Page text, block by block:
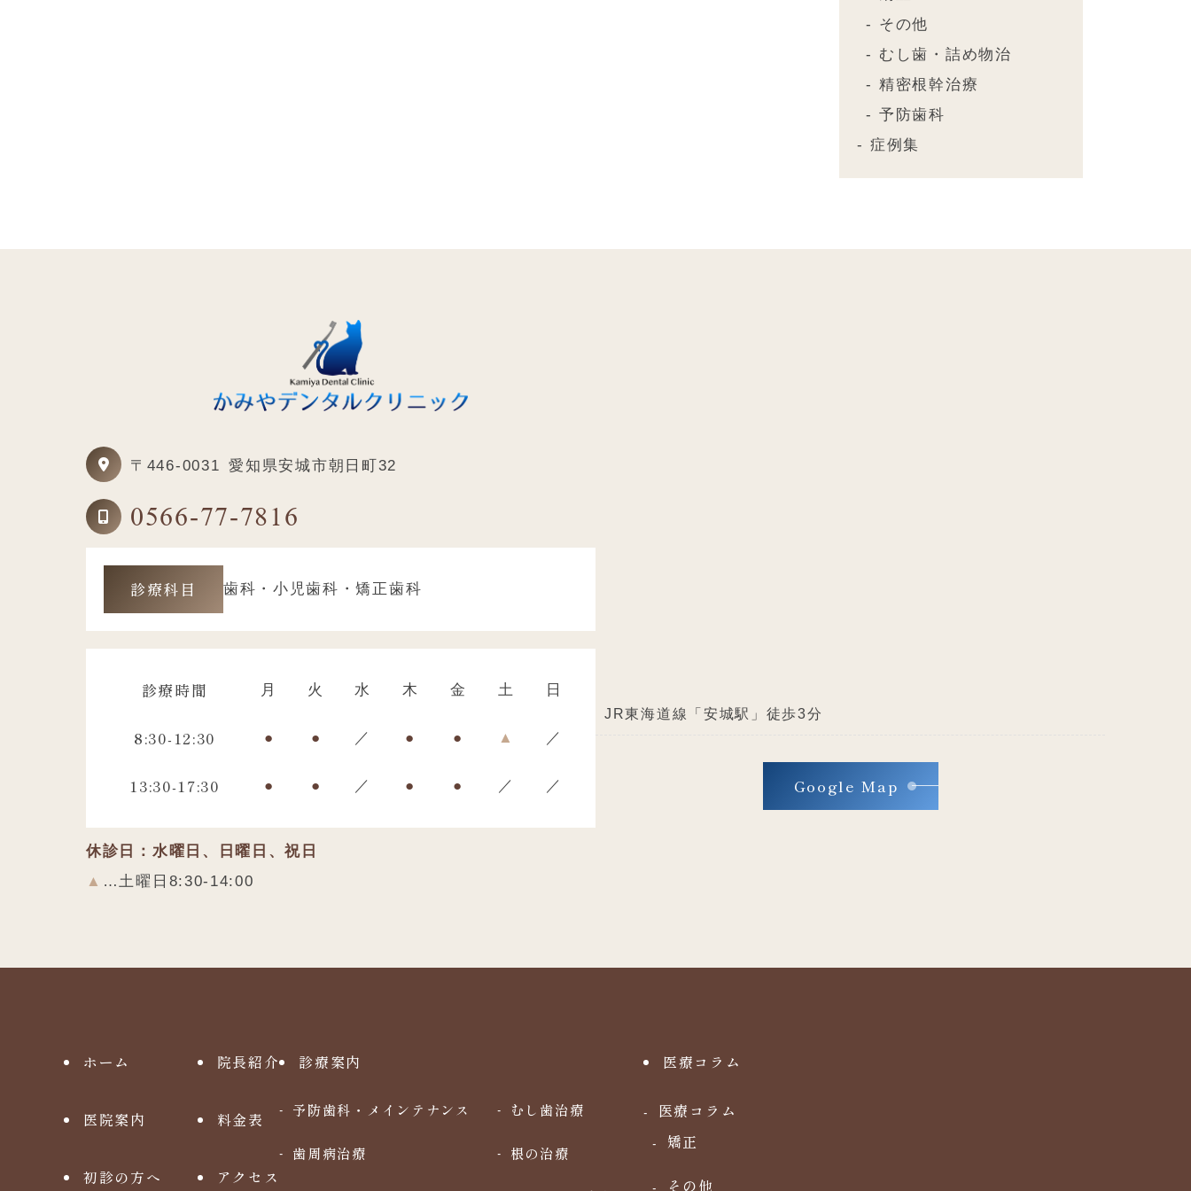
その他
むし歯・詰め物治
精密根幹治療
予防歯科
症例集
〒446-0031 愛知県安城市朝日町32
0566-77-7816
診療科目 歯科・小児歯科・矯正歯科
診療時間 月 火 水 木 金 土 日
8:30-12:30 ● ● ／ ● ● ▲ ／
13:30-17:30 ● ● ／ ● ● ／ ／
休診日：水曜日、日曜日、祝日
▲ …土曜日8:30-14:00
JR東海道線「安城駅」徒歩3分
Google Map
ホーム 院長紹介
医院案内 料金表
初診の方へ アクセス
診療案内
予防歯科・メインテナンス むし歯治療
歯周病治療 根の治療
医療コラム
医療コラム
矯正
その他